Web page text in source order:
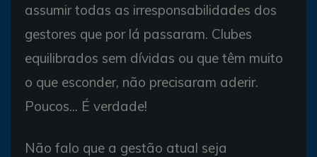
assumir todas as irresponsabilidades dos
gestores que por lá passaram. Clubes
equilibrados sem dívidas ou que têm muito
o que esconder, não precisaram aderir.
Poucos... É verdade!
Não falo que a gestão atual seja